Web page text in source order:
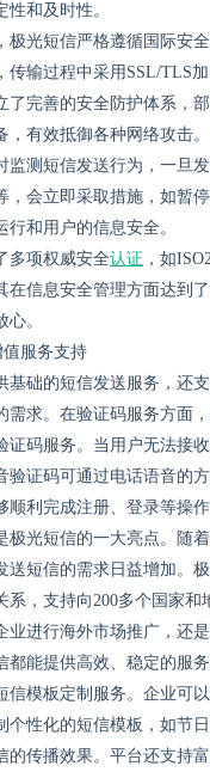
性和及时性。
极光短信严格遵循国际安
传输过程中采用SSL/TLS
了完善的安全防护体系，
，有效抵御各种网络攻击
监测短信发送行为，一旦
，会立即采取措施，如暂
和用户的信息安全。
多项权威安全认证 ，如
在信息安全管理方面达到
。
服务支持
基础的短信发送服务，还
需求。在验证码服务方面
证码服务。当用户无法接
验证码可通过电话语音的
顺利完成注册、登录等操作
极光短信的一大亮点。随
送短信的需求日益增加。
系，支持向200多个国家和
业进行海外市场推广，还
都能提供高效、稳定的服务
信模板定制服务。企业可
个性化的短信模板，如节
的传播效果。平台还支持